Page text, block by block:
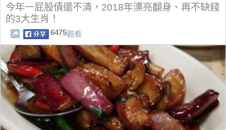
今年一屁股債還不清，2018年漂亮翻身、再不缺錢
的3大生肖！
6475觀看